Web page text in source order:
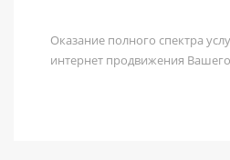
Оказание полного спектра
интернет продвижения